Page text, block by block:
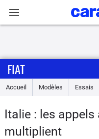
Accueil
Essais
FIAT
Accueil Modèles Essais
Italie : les
multiplient